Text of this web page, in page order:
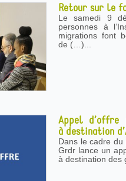
Retour sur le
Le samedi 9
personnes à
migrations font
de (…)...
Appel d’offre
à destination
Dans le cadre du
Grdr lance un
à destination des